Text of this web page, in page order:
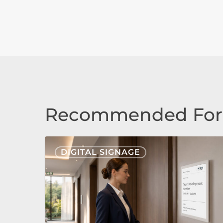
Recommended
DIGITAL SIGNAGE
Nonius
Signage
Cloud
&
E-
Paper